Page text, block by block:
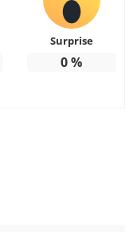
Surprise
0%